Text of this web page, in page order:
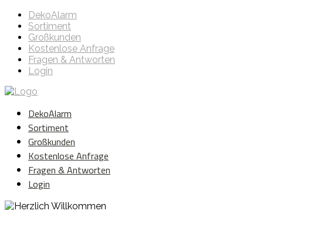
DekoAlarm
Sortiment
Großkunden
Kostenlose Anfrage
Fragen & Antworten
Login
DekoAlarm
Sortiment
Großkunden
Kostenlose Anfrage
Fragen & Antworten
Login